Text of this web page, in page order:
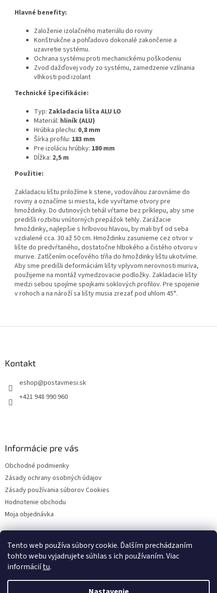
Tento web používa súbory cookie. Ďalším prechádzaním
tohto webu vyjadrujete súhlas s ich používaním. Viac
informáciítu.
Hlavné benefity:
Založenie izolačného materiálu do roviny
Konštrukčne a pohľadovo dokonalé zakončenie a
uzavretie systému.
Ochrana systému proti mechanickému poškodeniu
Zvod dažďovej vody zo systému, zamedzenie vzlínania
vlhkosti pod izolant
Technické špecifikácie:
Typ: Zakladacia lišta ALU LO
Materiál: hliník (ALU)
Hrúbka plechu: 0,8 mm
Šírka profilu: 183 mm
Pre izoláciu hrúbky: 180 mm
Dĺžka: 2,5 m
Použitie:
Zakladaciu lištu priložíme k stene, vodováhou zarovnáme do
roviny a označíme si miesta, kde vyvŕtame otvory pre
hmoždinky. Do dutinových tehál vŕtame bez príklepu, aby sme
predišli rozbitiu vnútorných prepážok tehly. Zarážacie
hmoždinky, najlepšie s hríbovou hlavou, by mali byť od seba
vzdialené cca. 30 až 50 cm. Hmoždinku zasunieme cez otvor v
lište do predvŕtaného, ​​dostatočne hlbokého a čistého otvoru v
murive. Zatlčením oceľového tŕňa do hmoždinky lištu ukotvíme.
Aby sme predišli deformáciám lišty vplyvom nerovnosti muriva,
použijeme na montáž vymedzovacie podložky. Zakladacie lišty
medzi sebou spojíme spojkami soklových profilov. Pre spojenie
v rohoch a na nároží sa lišty musia zrezať pod uhlom 45°.
Kontakt
eshop@postavmesi.sk
+421 948 990 960
Informácie pre vás
Obchodné podmienky
Zásady ochrany osobných údajov
Zásady používania súborov Cookies
Hodnotenie obchodu
Moja objednávka
Facebook